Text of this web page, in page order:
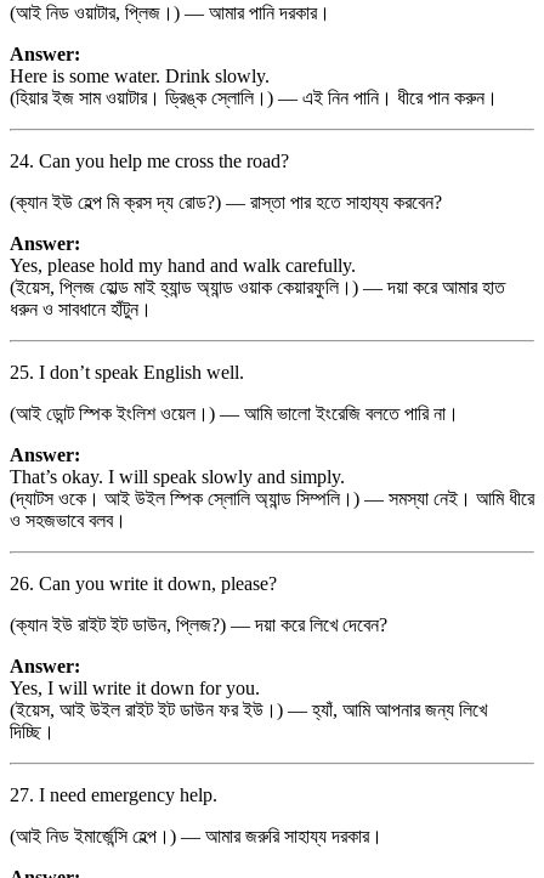
(আই নিড ওয়াটার, প্লিজ।) — আমার পানি দরকার।
Answer:
Here is some water. Drink slowly.
(হিয়ার ইজ সাম ওয়াটার। ড্রিঙ্ক স্লোলি।) — এই নিন পানি। ধীরে পান করুন।
24. Can you help me cross the road?
(ক্যান ইউ হেল্প মি ক্রস দ্য রোড?) — রাস্তা পার হতে সাহায্য করবেন?
Answer:
Yes, please hold my hand and walk carefully.
(ইয়েস, প্লিজ হোল্ড মাই হ্যান্ড অ্যান্ড ওয়াক কেয়ারফুলি।) — দয়া করে আমার হাত
ধরুন ও সাবধানে হাঁটুন।
25. I don’t speak English well.
(আই ডোন্ট স্পিক ইংলিশ ওয়েল।) — আমি ভালো ইংরেজি বলতে পারি না।
Answer:
That’s okay. I will speak slowly and simply.
(দ্যাটস ওকে। আই উইল স্পিক স্লোলি অ্যান্ড সিম্পলি।) — সমস্যা নেই। আমি ধীরে
ও সহজভাবে বলব।
26. Can you write it down, please?
(ক্যান ইউ রাইট ইট ডাউন, প্লিজ?) — দয়া করে লিখে দেবেন?
Answer:
Yes, I will write it down for you.
(ইয়েস, আই উইল রাইট ইট ডাউন ফর ইউ।) — হ্যাঁ, আমি আপনার জন্য লিখে
দিচ্ছি।
27. I need emergency help.
(আই নিড ইমার্জেন্সি হেল্প।) — আমার জরুরি সাহায্য দরকার।